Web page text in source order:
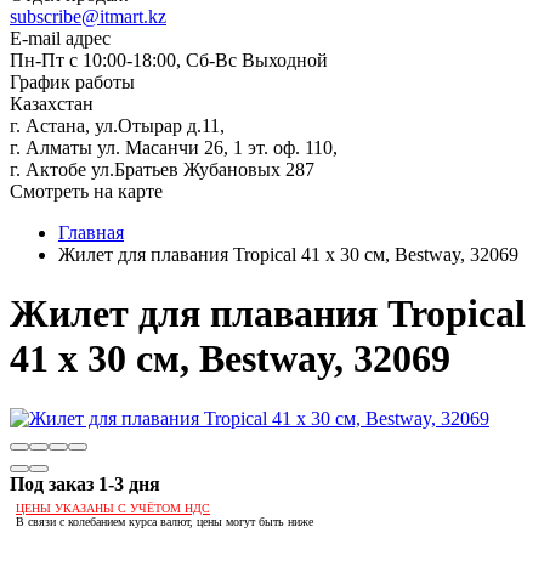
subscribe@itmart.kz
E-mail адрес
Пн-Пт с 10:00-18:00, Сб-Вс Выходной
График работы
Казахстан
г. Астана, ул.Отырар д.11,
г. Алматы ул. Масанчи 26, 1 эт. оф. 110,
г. Актобе ул.Братьев Жубановых 287
Смотреть на карте
Главная
Жилет для плавания Tropical 41 х 30 см, Bestway, 32069
Жилет для плавания Tropical
41 х 30 см, Bestway, 32069
Под заказ 1-3 дня
ЦЕНЫ УКАЗАНЫ С УЧЁТОМ НДС
В связи с колебанием курса валют, цены могут быть ниже